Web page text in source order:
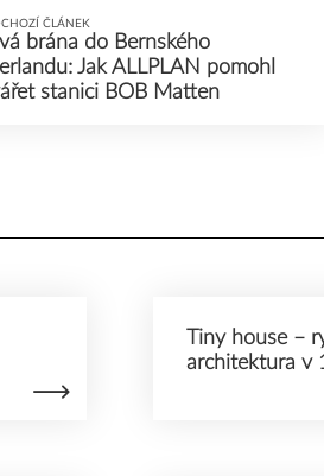
ČLÁNEK
brána do Bernského
Jak ALLPLAN pomohl
stanici BOB Matten
Tiny house –
architektura v